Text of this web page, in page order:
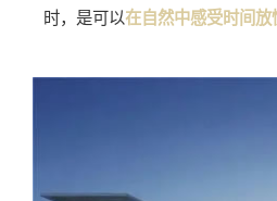
时，是可以在自然中感受时间